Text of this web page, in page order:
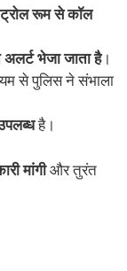
रूम से कॉल
अलर्ट भेजा जाता है।
से पुलिस ने संभाला
है।
मांगीऔर तुरंत